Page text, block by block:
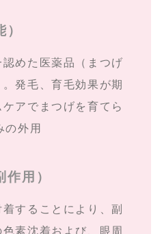
めた医薬品（まつげ
発毛、育毛効果が期
アでまつげを育てら
の外用
用）
することにより、副
素沈着および、眼周